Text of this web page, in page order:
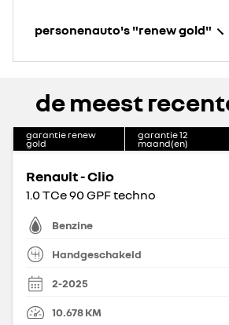
personenauto's "renew gold"
de meest
garantie renew
gold
garantie12
maand(en)
Renault - Clio
1.0 TCe 90 GPF techno
Benzine
Handgeschakeld
2-2025
10.678KM